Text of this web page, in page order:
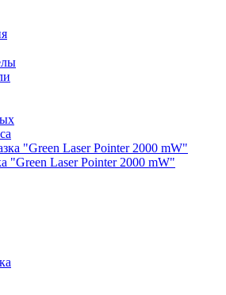
"Green Laser Pointer 2000 mW"